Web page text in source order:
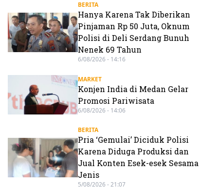
BERITA
Hanya Karena Tak Diberikan
Pinjaman Rp 50 Juta, Oknum
Polisi di Deli Serdang Bunuh
Nenek 69 Tahun
6/08/2026 - 14:16
MARKET
Konjen India di Medan Gelar
Promosi Pariwisata
6/08/2026 - 14:06
BERITA
Pria ‘Gemulai’ Diciduk Polisi
Karena Diduga Produksi dan
Jual Konten Esek-esek Sesama
Jenis
5/08/2026 - 21:07